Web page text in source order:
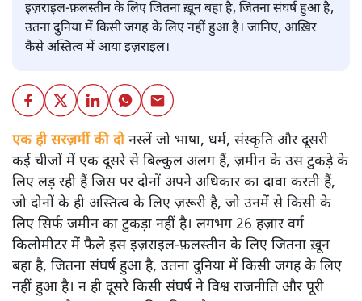
इज़राइल-फ़लस्तीन के लिए जितना ख़ून बहा है, जितना संघर्ष हुआ है,
उतना दुनिया में किसी जगह के लिए नहीं हुआ है। जानिए, आख़िर
कैसे अस्तित्व में आया इज़राइल।
एक ही सरज़मीं की दोनस्लें जो भाषा, धर्म, संस्कृति और दूसरी
कई चीजों में एक दूसरे से बिल्कुल अलग हैं, ज़मीन के उस टुकड़े के
लिए लड़ रही हैं जिस पर दोनों अपने अधिकार का दावा करती हैं,
जो दोनों के ही अस्तित्व के लिए ज़रूरी है, जो उनमें से किसी के
लिए सिर्फ जमीन का टुकड़ा नहीं है। लगभग 26 हज़ार वर्ग
किलोमीटर में फैले इस इज़राइल-फ़लस्तीन के लिए जितना ख़ून
बहा है, जितना संघर्ष हुआ है, उतना दुनिया में किसी जगह के लिए
नहीं हुआ है। न ही दूसरे किसी संघर्ष ने विश्व राजनीति और पूरी